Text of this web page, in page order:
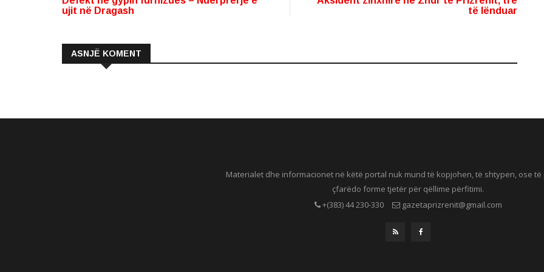
ujit në Dragash
të lënduar
ASNJË KOMENT
Materialet dhe informacionet në këtë portal nuk mund të kopjohen, të shtypen, ose
çfarëdo forme tjetër për qëllime përfitimi.
+(383) 44 230-330
gazetaprizrenit@gmail.com